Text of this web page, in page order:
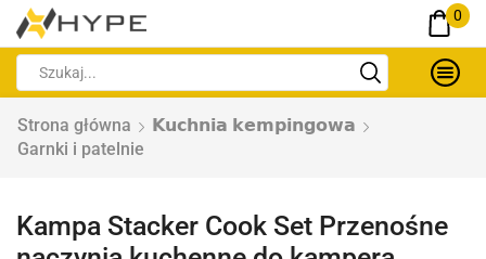
0
Strona główna
𝗞𝘂𝗰𝗵𝗻𝗶𝗮 𝗸𝗲𝗺𝗽𝗶𝗻𝗴𝗼𝘄𝗮
Garnki i patelnie
Kampa Stacker Cook Set Przenośne